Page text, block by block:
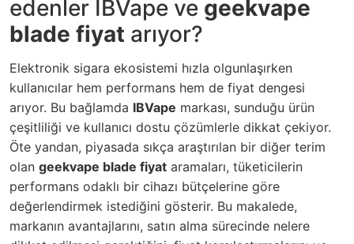
edenler IBVape ve geekvape
blade fiyat arıyor?
Elektronik sigara ekosistemi hızla olgunlaşırken
kullanıcılar hem performans hem de fiyat dengesi
arıyor. Bu bağlamda IBVape markası, sunduğu ürün
çeşitliliği ve kullanıcı dostu çözümlerle dikkat çekiyor.
Öte yandan, piyasada sıkça araştırılan bir diğer terim
olan geekvape blade fiyat aramaları, tüketicilerin
performans odaklı bir cihazı bütçelerine göre
değerlendirmek istediğini gösterir. Bu makalede,
markanın avantajlarını, satın alma sürecinde nelere